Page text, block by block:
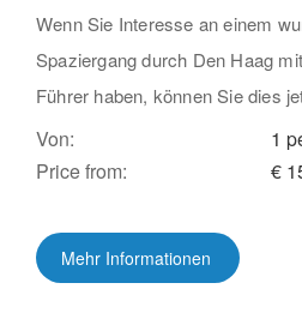
Wenn Sie Interesse an einem
Spaziergang durch Den Haag
Führer haben, können Sie dies
Von:
1
Price from:
€
Mehr Informationen